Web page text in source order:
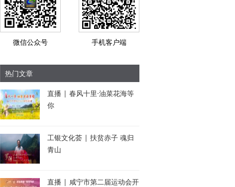
微信公众号 手机客户端
热门文章
直播 | 春风十里·油菜花海等
你
工银文化荟 | 扶贫赤子 魂归
青山
直播 | 咸宁市第二届运动会开